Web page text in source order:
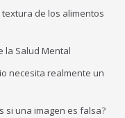
de los alimentos
la Salud Mental
necesita realmente un
si una imagen es falsa?